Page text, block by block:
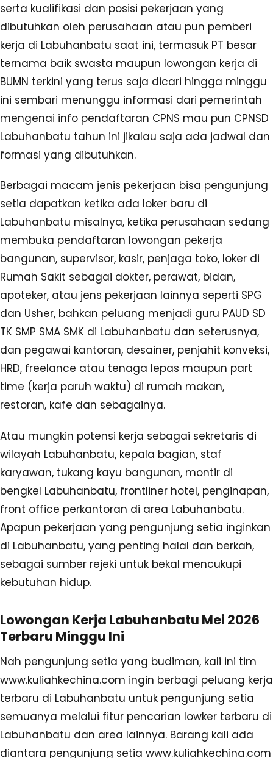
serta kualifikasi dan posisi pekerjaan yang
dibutuhkan oleh perusahaan atau pun pemberi
kerja di Labuhanbatu saat ini, termasuk PT besar
ternama baik swasta maupun lowongan kerja di
BUMN terkini yang terus saja dicari hingga minggu
ini sembari menunggu informasi dari pemerintah
mengenai info pendaftaran CPNS mau pun CPNSD
Labuhanbatu tahun ini jikalau saja ada jadwal dan
formasi yang dibutuhkan.
Berbagai macam jenis pekerjaan bisa pengunjung
setia dapatkan ketika ada loker baru di
Labuhanbatu misalnya, ketika perusahaan sedang
membuka pendaftaran lowongan pekerja
bangunan, supervisor, kasir, penjaga toko, loker di
Rumah Sakit sebagai dokter, perawat, bidan,
apoteker, atau jens pekerjaan lainnya seperti SPG
dan Usher, bahkan peluang menjadi guru PAUD SD
TK SMP SMA SMK di Labuhanbatu dan seterusnya,
dan pegawai kantoran, desainer, penjahit konveksi,
HRD, freelance atau tenaga lepas maupun part
time (kerja paruh waktu) di rumah makan,
restoran, kafe dan sebagainya.
Atau mungkin potensi kerja sebagai sekretaris di
wilayah Labuhanbatu, kepala bagian, staf
karyawan, tukang kayu bangunan, montir di
bengkel Labuhanbatu, frontliner hotel, penginapan,
front office perkantoran di area Labuhanbatu.
Apapun pekerjaan yang pengunjung setia inginkan
di Labuhanbatu, yang penting halal dan berkah,
sebagai sumber rejeki untuk bekal mencukupi
kebutuhan hidup.
Lowongan Kerja Labuhanbatu Mei 2026
Terbaru Minggu Ini
Nah pengunjung setia yang budiman, kali ini tim
www.kuliahkechina.com ingin berbagi peluang kerja
terbaru di Labuhanbatu untuk pengunjung setia
semuanya melalui fitur pencarian lowker terbaru di
Labuhanbatu dan area lainnya. Barang kali ada
diantara pengunjung setia www.kuliahkechina.com